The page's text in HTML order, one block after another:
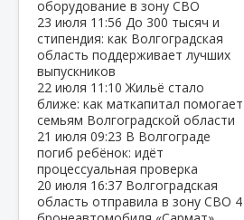
оборудование в зону СВО
23 июля 11:56 До 300 тысяч и
стипендия: как Волгоградская
область поддерживает лучших
выпускников
22 июля 11:10Жильё стало
ближе: как маткапитал помогает
семьям Волгоградской области
21 июля 09:23 В Волгограде
погиб ребёнок: идёт
процессуальная проверка
20 июля 16:37 Волгоградская
область отправила в зону СВО 4